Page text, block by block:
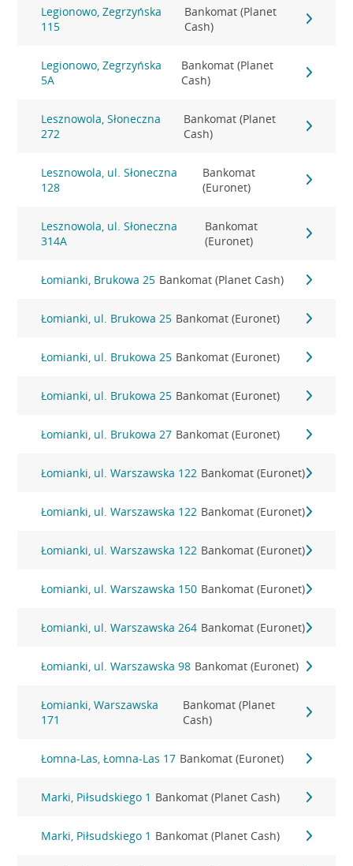
Legionowo, Zegrzyńska
115
Bankomat (Planet
Cash)
Legionowo, Zegrzyńska
5A
Bankomat (Planet
Cash)
Lesznowola, Słoneczna
272
Bankomat (Planet
Cash)
Lesznowola, ul. Słoneczna
128
Bankomat
(Euronet)
Lesznowola, ul. Słoneczna
314A
Bankomat
(Euronet)
Łomianki, Brukowa 25 Bankomat (Planet Cash)
Łomianki, ul. Brukowa 25 Bankomat (Euronet)
Łomianki, ul. Brukowa 25 Bankomat (Euronet)
Łomianki, ul. Brukowa 25 Bankomat (Euronet)
Łomianki, ul. Brukowa 27 Bankomat (Euronet)
Łomianki, ul. Warszawska 122 Bankomat (Euronet)
Łomianki, ul. Warszawska 122 Bankomat (Euronet)
Łomianki, ul. Warszawska 122 Bankomat (Euronet)
Łomianki, ul. Warszawska 150 Bankomat (Euronet)
Łomianki, ul. Warszawska 264 Bankomat (Euronet)
Łomianki, ul. Warszawska 98 Bankomat (Euronet)
Łomianki, Warszawska
171
Bankomat (Planet
Cash)
Łomna-Las, Łomna-Las 17 Bankomat (Euronet)
Marki, Piłsudskiego 1 Bankomat (Planet Cash)
Marki, Piłsudskiego 1 Bankomat (Planet Cash)